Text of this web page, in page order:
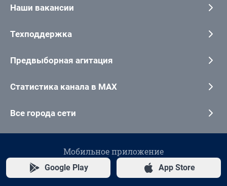
Наши вакансии
Техподдержка
Предвыборная агитация
Статистика канала в MAX
Все города сети
Мобильное приложение
Google Play App Store